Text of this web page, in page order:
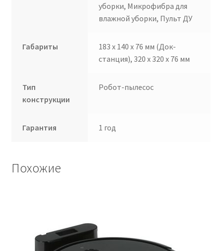
уборки, Микрофибра для
влажной уборки, Пульт ДУ
Габариты
183 x 140 x 76 мм (Док-
станция), 320 x 320 x 76 мм
Тип
конструкции
Робот-пылесос
Гарантия 1 год
Похожие